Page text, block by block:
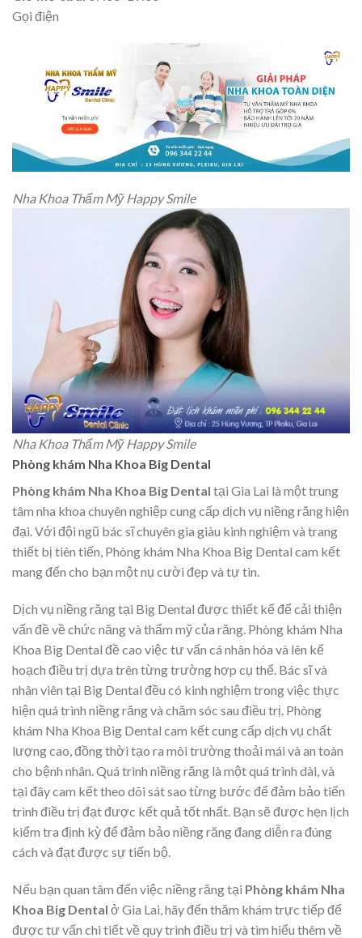
Gọi điện
Nha Khoa Thẩm Mỹ Happy Smile
Nha Khoa Thẩm Mỹ Happy Smile
Phòng khám Nha Khoa Big Dental
Phòng khám Nha Khoa Big Dental tại Gia Lai là một trung
tâm nha khoa chuyên nghiệp cung cấp dịch vụ niềng răng hiện
đại. Với đội ngũ bác sĩ chuyên gia giàu kinh nghiệm và trang
thiết bị tiên tiến, Phòng khám Nha Khoa Big Dental cam kết
mang đến cho bạn một nụ cười đẹp và tự tin.
Dịch vụ niềng răng tại Big Dental được thiết kế để cải thiện
vấn đề về chức năng và thẩm mỹ của răng. Phòng khám Nha
Khoa Big Dental đề cao việc tư vấn cá nhân hóa và lên kế
hoạch điều trị dựa trên từng trường hợp cụ thể. Bác sĩ và
nhân viên tại Big Dental đều có kinh nghiệm trong việc thực
hiện quá trình niềng răng và chăm sóc sau điều trị. Phòng
khám Nha Khoa Big Dental cam kết cung cấp dịch vụ chất
lượng cao, đồng thời tạo ra môi trường thoải mái và an toàn
cho bệnh nhân. Quá trình niềng răng là một quá trình dài, và
tại đây cam kết theo dõi sát sao từng bước để đảm bảo tiến
trình điều trị đạt được kết quả tốt nhất. Bạn sẽ được hẹn lịch
kiểm tra định kỳ để đảm bảo niềng răng đang diễn ra đúng
cách và đạt được sự tiến bộ.
Nếu bạn quan tâm đến việc niềng răng tại Phòng khám Nha
Khoa Big Dental ở Gia Lai, hãy đến thăm khám trực tiếp để
được tư vấn chi tiết về quy trình điều trị và tìm hiểu thêm về